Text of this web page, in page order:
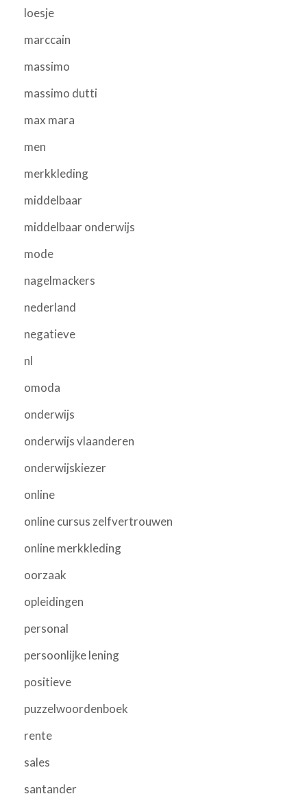
loesje
marccain
massimo
massimo dutti
max mara
men
merkkleding
middelbaar
middelbaar onderwijs
mode
nagelmackers
nederland
negatieve
nl
omoda
onderwijs
onderwijs vlaanderen
onderwijskiezer
online
online cursus zelfvertrouwen
online merkkleding
oorzaak
opleidingen
personal
persoonlijke lening
positieve
puzzelwoordenboek
rente
sales
santander